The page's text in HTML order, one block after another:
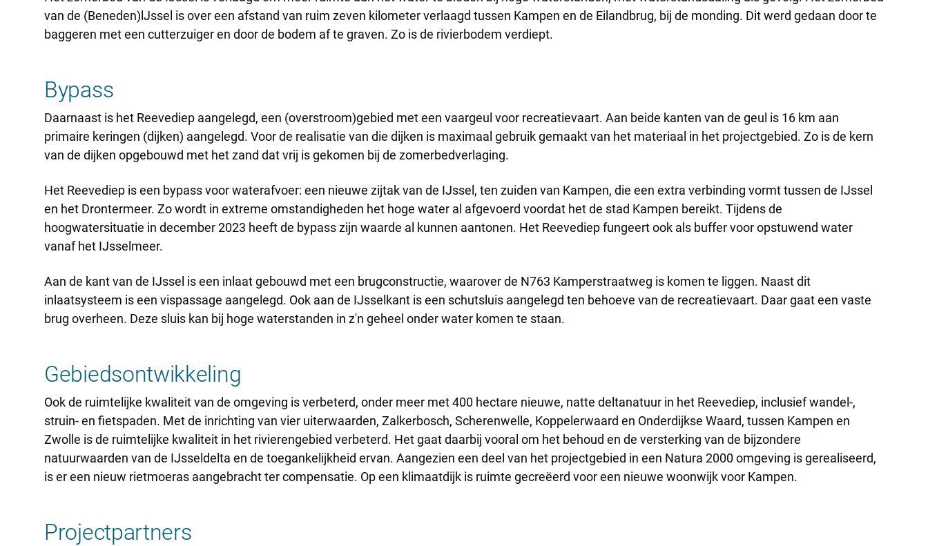
van de (Beneden)lJssel is over een afstand van ruim zeven kilometer verlaagd tussen Kampen en de Eilandbrug, bij de monding. Dit werd gedaan door te
baggeren met een cutterzuiger en door de bodem af te graven. Zo is de rivierbodem verdiept.
Bypass
Daarnaast is het Reevediep aangelegd, een (overstroom)gebied met een vaargeul voor recreatievaart. Aan beide kanten van de geul is 16 km aan
primaire keringen (dijken) aangelegd. Voor de realisatie van die dijken is maximaal gebruik gemaakt van het materiaal in het projectgebied. Zo is de kern
van de dijken opgebouwd met het zand dat vrij is gekomen bij de zomerbedverlaging.
Het Reevediep is een bypass voor waterafvoer: een nieuwe zijtak van de IJssel, ten zuiden van Kampen, die een extra verbinding vormt tussen de IJssel
en het Drontermeer. Zo wordt in extreme omstandigheden het hoge water al afgevoerd voordat het de stad Kampen bereikt. Tijdens de
hoogwatersituatie in december 2023 heeft de bypass zijn waarde al kunnen aantonen. Het Reevediep fungeert ook als buffer voor opstuwend water
vanaf het IJsselmeer.
Aan de kant van de IJssel is een inlaat gebouwd met een brugconstructie, waarover de N763 Kamperstraatweg is komen te liggen. Naast dit
inlaatsysteem is een vispassage aangelegd. Ook aan de IJsselkant is een schutsluis aangelegd ten behoeve van de recreatievaart. Daar gaat een vaste
brug overheen. Deze sluis kan bij hoge waterstanden in z'n geheel onder water komen te staan.
Gebiedsontwikkeling
Ook de ruimtelijke kwaliteit van de omgeving is verbeterd, onder meer met 400 hectare nieuwe, natte deltanatuur in het Reevediep, inclusief wandel-,
struin- en fietspaden. Met de inrichting van vier uiterwaarden, Zalkerbosch, Scherenwelle, Koppelerwaard en Onderdijkse Waard, tussen Kampen en
Zwolle is de ruimtelijke kwaliteit in het rivierengebied verbeterd. Het gaat daarbij vooral om het behoud en de versterking van de bijzondere
natuurwaarden van de IJsseldelta en de toegankelijkheid ervan. Aangezien een deel van het projectgebied in een Natura 2000 omgeving is gerealiseerd,
is er een nieuw rietmoeras aangebracht ter compensatie. Op een klimaatdijk is ruimte gecreëerd voor een nieuwe woonwijk voor Kampen.
Projectpartners